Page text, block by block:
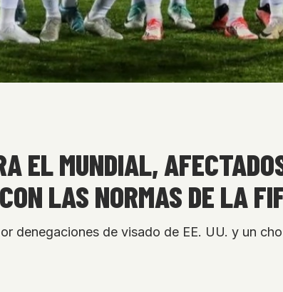
EL MUNDIAL,
LAS NORMAS DE LA
denegaciones de visado de EE. UU. y un